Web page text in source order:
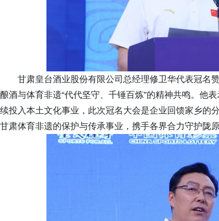
甘肃皇台酒业股份有限公司总经理修卫华代表冠名
酿酒与体育非遗“代代坚守、千锤百炼”的精神共鸣。他
续投入本土文化事业，此次冠名大会是企业回馈家乡的
甘肃体育非遗的保护与传承事业，携手各界合力守护陇